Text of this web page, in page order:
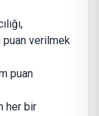
puan verilmek
puan
her bir